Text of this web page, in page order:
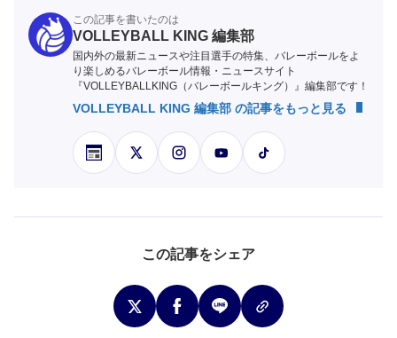
この記事を書いたのは
VOLLEYBALL KING 編集部
国内外の最新ニュースや注目選手の特集、バレーボールをよ
り楽しめるバレーボール情報・ニュースサイト
『VOLLEYBALLKING（バレーボールキング）』編集部です！
VOLLEYBALL KING 編集部 の記事をもっと見る
この記事をシェア